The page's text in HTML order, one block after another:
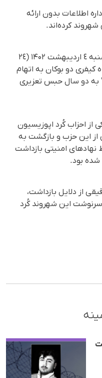
اطلاعات بدون ارائه
کردەاند.
این شهروند کُرد پیشتر نیز روز دوشنبه ٤ اردیبهشت ۱۴۰۲ (٢٤
توسط شعبه ۱۱۰ دادگاه کیفری دو بوکان به اتهام
به دو سال حبس تعزیری
از احزاب کُرد اپوزیسیون
از این حزب و بازگشت به
در سال ۱۴۰۱ توسط نهادهای امنیتی بازداشت
شدە بود.
از دلایل بازداشت،
سرنوشت این شهروند کُرد